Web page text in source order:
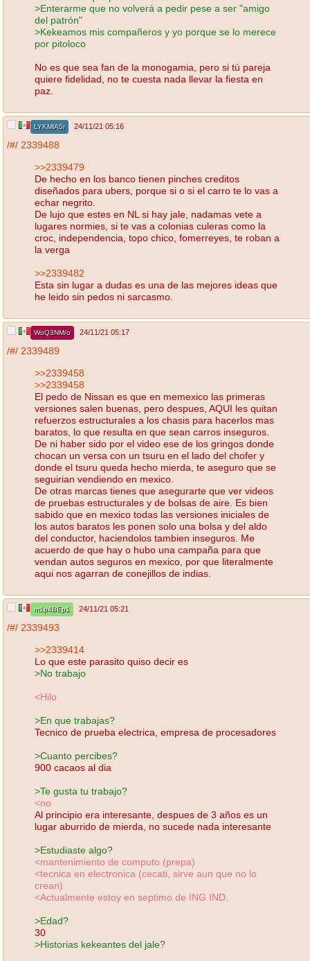
>Enterarme que no volverá a pedir pese a ser "amigo
del patrón"
>Kekeamos mis compañeros y yo porque se lo merece
por pitoloco
No es que sea fan de la monogamia, pero si tú pareja
quiere fidelidad, no te cuesta nada llevar la fiesta en
paz.
LYKMlA5r 24/11/21 05:16
/#/ 2339488
>>2339479
De hecho en los banco tienen pinches creditos
diseñados para ubers, porque si o si el carro te lo vas a
echar negrito.
De lujo que estes en NL si hay jale, nadamas vete a
lugares normies, si te vas a colonias culeras como la
croc, independencia, topo chico, fomerreyes, te roban a
la verga
>>2339482
Esta sin lugar a dudas es una de las mejores ideas que
he leido sin pedos ni sarcasmo.
WoQ3NM/o 24/11/21 05:17
/#/ 2339489
>>2339458
>>2339458
El pedo de Nissan es que en memexico las primeras
versiones salen buenas, pero despues, AQUI les quitan
refuerzos estructurales a los chasis para hacerlos mas
baratos, lo que resulta en que sean carros inseguros.
De ni haber sido por el video ese de los gringos donde
chocan un versa con un tsuru en el lado del chofer y
donde el tsuru queda hecho mierda, te aseguro que se
seguirian vendiendo en mexico.
De otras marcas tienes que asegurarte que ver videos
de pruebas estructurales y de bolsas de aire. Es bien
sabido que en mexico todas las versiones iniciales de
los autos baratos les ponen solo una bolsa y del aldo
del conductor, haciendolos tambien inseguros. Me
acuerdo de que hay o hubo una campaña para que
vendan autos seguros en mexico, por que literalmente
aqui nos agarran de conejillos de indias.
m1p4BEp1 24/11/21 05:21
/#/ 2339493
>>2339414
Lo que este parasito quiso decir es
>No trabajo
<Hilo
>En que trabajas?
Tecnico de prueba electrica, empresa de procesadores
>Cuanto percibes?
900 cacaos al dia
>Te gusta tu trabajo?
<no
Al principio era interesante, despues de 3 años es un
lugar aburrido de mierda, no sucede nada interesante
>Estudiaste algo?
<mantenimiento de computo (prepa)
<tecnica en electronica (cecati, sirve aun que no lo
crean)
<Actualmente estoy en septimo de ING IND.
>Edad?
30
>Historias kekeantes del jale?